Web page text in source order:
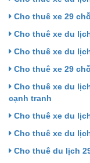
Cho thuê xe 29
Cho thuê xe du
Cho thuê xe du
Cho thuê xe 29
Cho thuê xe du
cạnh tranh
Cho thuê xe du
Cho thuê xe du
Cho thuê du lịch